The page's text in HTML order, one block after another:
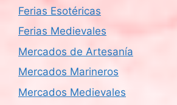
Ferias Esotéricas
Ferias Medievales
Mercados de Artesanía
Mercados Marineros
Mercados Medievales